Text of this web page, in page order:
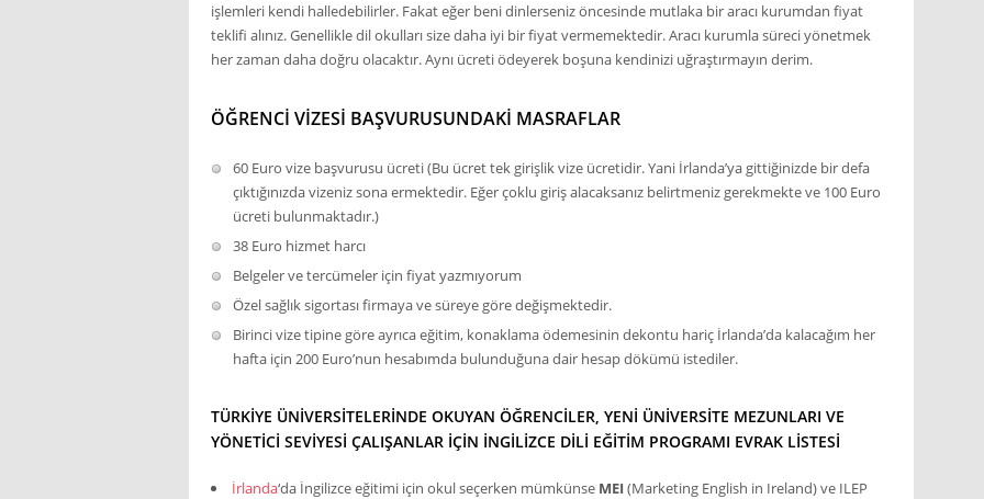
işlemleri kendi halledebilirler. Fakat eğer beni dinlerseniz öncesinde mutlaka bir aracı kurumdan fiyat
teklifi alınız. Genellikle dil okulları size daha iyi bir fiyat vermemektedir. Aracı kurumla süreci yönetmek
her zaman daha doğru olacaktır. Aynı ücreti ödeyerek boşuna kendinizi uğraştırmayın derim.
ÖĞRENCI VIZESI BAŞVURUSUNDAKI MASRAFLAR
60 Euro vize başvurusu ücreti (Bu ücret tek girişlik vize ücretidir. Yani İrlanda’ya gittiğinizde bir defa
çıktığınızda vizeniz sona ermektedir. Eğer çoklu giriş alacaksanız belirtmeniz gerekmekte ve 100 Euro
ücreti bulunmaktadır.)
38 Euro hizmet harcı
Belgeler ve tercümeler için fiyat yazmıyorum
Özel sağlık sigortası firmaya ve süreye göre değişmektedir.
Birinci vize tipine göre ayrıca eğitim, konaklama ödemesinin dekontu hariç İrlanda’da kalacağım her
hafta için 200 Euro’nun hesabımda bulunduğuna dair hesap dökümü istediler.
TÜRKIYE ÜNIVERSITELERINDE OKUYAN ÖĞRENCILER, YENI ÜNIVERSITE MEZUNLARI VE
YÖNETICI SEVIYESI ÇALIŞANLAR İÇIN İNGILIZCE DILI EĞITIM PROGRAMI EVRAK LISTESI
İrlanda‘da İngilizce eğitimi için okul seçerken mümkünse MEI(Marketing English in Ireland) ve ILEP